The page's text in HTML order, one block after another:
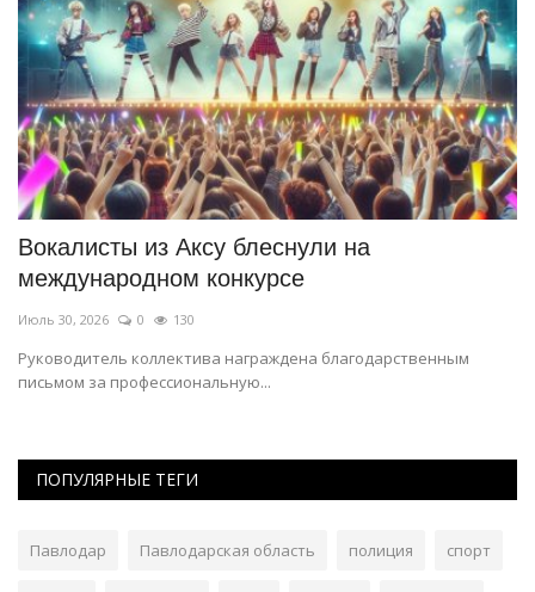
Вокалисты из Аксу блеснули на
международном конкурсе
Июль 30, 2026 0 130
Руководитель коллектива награждена благодарственным
письмом за профессиональную...
ПОПУЛЯРНЫЕ ТЕГИ
Павлодар Павлодарская область полиция спорт